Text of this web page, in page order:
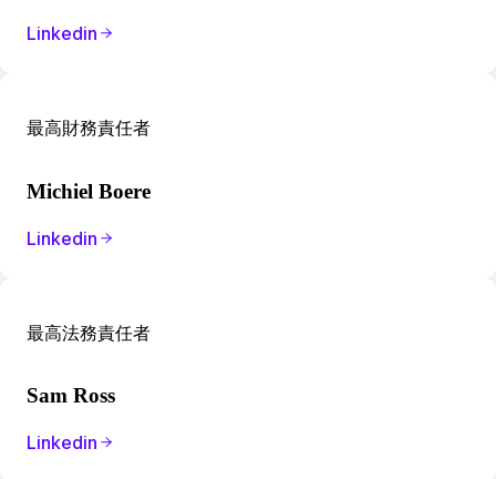
Linkedin
最高財務責任者
Michiel Boere
Linkedin
最高法務責任者
Sam Ross
Linkedin